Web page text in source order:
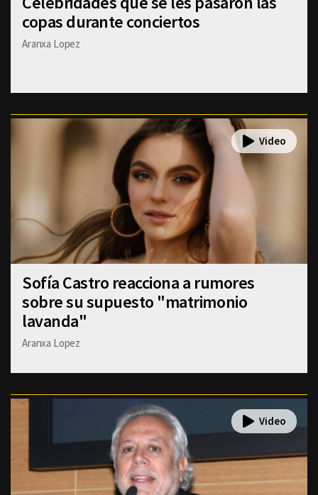
copas durante conciertos
Aranxa Lopez
Sofía Castro reacciona a rumores
sobre su supuesto "matrimonio
lavanda"
Aranxa Lopez